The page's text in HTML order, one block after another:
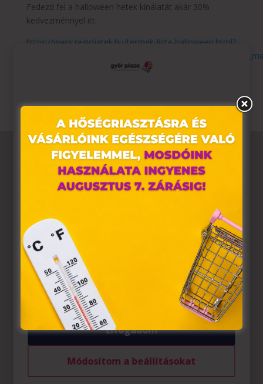
Fedezd fel a halloween hetek kínálatát akár 30%
kedvezménnyel itt:
https://www.regiojatek.hu/termek-lista-halloween.html?
Ez az oldal sütiket használ
Weboldalunkon „cookie"-kat (továbbiakban „süti")
alkalmazunk. Ezek olyan fájlok, melyek információt
tárolnak webes böngészőjében. Ehhez az Ön
hozzájárulása szükséges.
A „sütiket" az elektronikus hírközlésről szóló 2003. évi C.
törvény, az elektronikus kereskedelmi szolgáltatások, az
információs társadalommal összefüggő szolgáltatások
egyes kérdéseiről szóló 2001. évi CVIII. törvény, valamint
az Európai Unió előírásainak megfelelően használjuk.
Azon weblapoknak, melyek az Európai Unió országain
belül működnek, a „sütik" használatához, és ezeknek a
felhasználó számítógépén vagy egyéb eszközén történő
tárolásához a felhasználók hozzájárulását kell kérniük.
Elfogadom
Módosítom a beállításokat